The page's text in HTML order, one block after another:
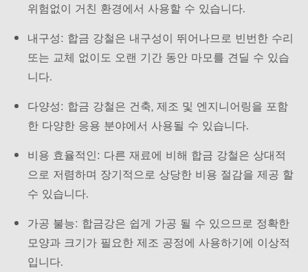
위험없이 거친 환경에서 사용할 수 있습니다.
내구성: 합금 강철은 내구성이 뛰어나므로 빈번한 수리
또는 교체 없이도 오랜 기간 동안 마모를 견딜 수 있습
니다.
다양성: 합금 강철은 건축, 제조 및 엔지니어링을 포함
한 다양한 응용 분야에서 사용될 수 있습니다.
비용 효율적인: 다른 재료에 비해 합금 강철은 상대적
으로 저렴하며 장기적으로 상당한 비용 절감을 제공 할
수 있습니다.
가공 불능: 합금강은 쉽게 가공 될 수 있으므로 정확한
모양과 크기가 필요한 제조 공정에 사용하기에 이상적
입니다.